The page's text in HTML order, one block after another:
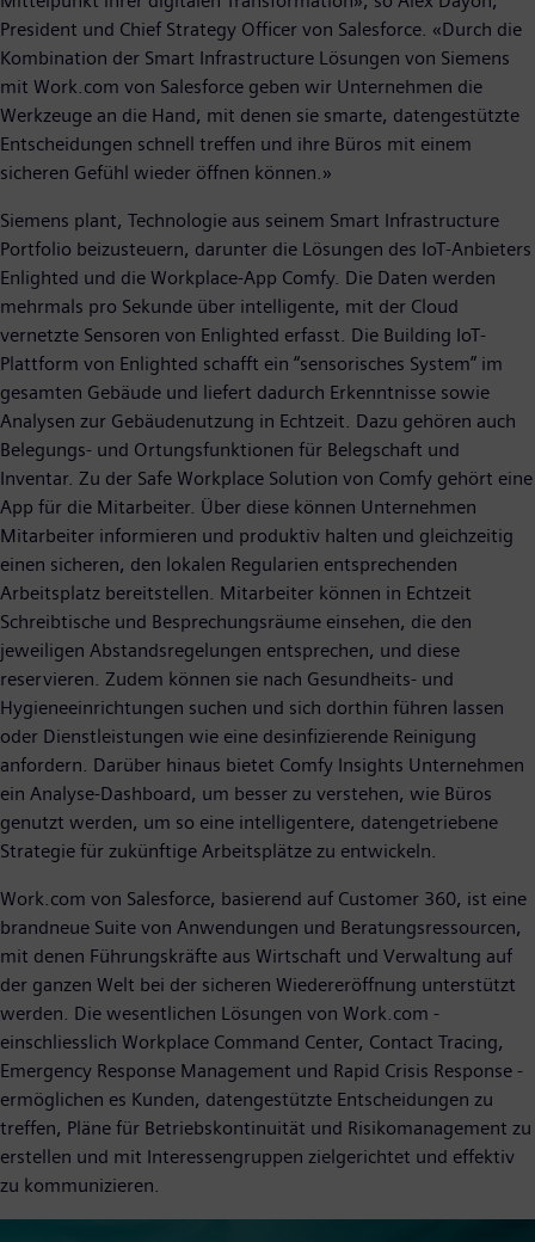
President und Chief Strategy Officer von Salesforce. «Durch die
Kombination der Smart Infrastructure Lösungen von Siemens
mit Work.com von Salesforce geben wir Unternehmen die
Werkzeuge an die Hand, mit denen sie smarte, datengestützte
Entscheidungen schnell treffen und ihre Büros mit einem
sicheren Gefühl wieder öffnen können.»
Siemens plant, Technologie aus seinem Smart Infrastructure
Portfolio beizusteuern, darunter die Lösungen des IoT-Anbieters
Enlighted und die Workplace-App Comfy. Die Daten werden
mehrmals pro Sekunde über intelligente, mit der Cloud
vernetzte Sensoren von Enlighted erfasst. Die Building IoT-
Plattform von Enlighted schafft ein “sensorisches System” im
gesamten Gebäude und liefert dadurch Erkenntnisse sowie
Analysen zur Gebäudenutzung in Echtzeit. Dazu gehören auch
Belegungs- und Ortungsfunktionen für Belegschaft und
Inventar. Zu der Safe Workplace Solution von Comfy gehört eine
App für die Mitarbeiter. Über diese können Unternehmen
Mitarbeiter informieren und produktiv halten und gleichzeitig
einen sicheren, den lokalen Regularien entsprechenden
Arbeitsplatz bereitstellen. Mitarbeiter können in Echtzeit
Schreibtische und Besprechungsräume einsehen, die den
jeweiligen Abstandsregelungen entsprechen, und diese
reservieren. Zudem können sie nach Gesundheits- und
Hygieneeinrichtungen suchen und sich dorthin führen lassen
oder Dienstleistungen wie eine desinfizierende Reinigung
anfordern. Darüber hinaus bietet Comfy Insights Unternehmen
ein Analyse-Dashboard, um besser zu verstehen, wie Büros
genutzt werden, um so eine intelligentere, datengetriebene
Strategie für zukünftige Arbeitsplätze zu entwickeln.
Work.com von Salesforce, basierend auf Customer 360, ist eine
brandneue Suite von Anwendungen und Beratungsressourcen,
mit denen Führungskräfte aus Wirtschaft und Verwaltung auf
der ganzen Welt bei der sicheren Wiedereröffnung unterstützt
werden. Die wesentlichen Lösungen von Work.com -
einschliesslich Workplace Command Center, Contact Tracing,
Emergency Response Management und Rapid Crisis Response -
ermöglichen es Kunden, datengestützte Entscheidungen zu
treffen, Pläne für Betriebskontinuität und Risikomanagement zu
erstellen und mit Interessengruppen zielgerichtet und effektiv
zu kommunizieren.